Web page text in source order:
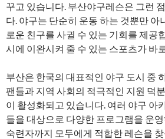
꾸고 있습니다. 부산야구레슨은 그런
다. 야구는 단순히 운동 하는 것뿐만 아
로운 친구를 사귈 수 있는 기회를 제공
시에 이완시켜 줄 수 있는 스포츠가 바
부산은 한국의 대표적인 야구 도시 중
팬들과 지역 사회의 적극적인 지원 덕
이 활성화되고 있습니다. 여러 야구 아
들을 대상으로 다양한 프로그램을 운
숙련자까지 모두에게 적합한 레슨을